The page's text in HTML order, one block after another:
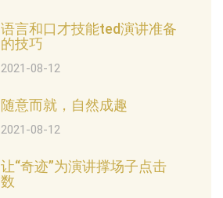
语言和口才技能ted演讲准备
的技巧
2021-08-12
随意而就，自然成趣
2021-08-12
让“奇迹”为演讲撑场子点击
数